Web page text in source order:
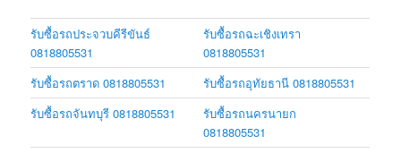
รับซื้อรถประจวบคีรีขันธ์
0818805531
รับซื้อรถฉะเชิงเทรา
0818805531
รับซื้อรถตราด 0818805531
รับซื้อรถอุทัยธานี 0818805531
รับซื้อรถจันทบุรี 0818805531
รับซื้อรถนครนายก
0818805531